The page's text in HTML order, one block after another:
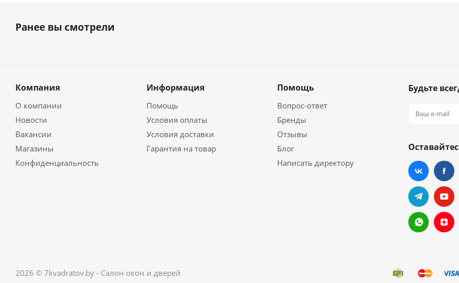
Ранее вы смотрели
Компания
О компании
Новости
Вакансии
Магазины
Конфиденциальность
Информация
Помощь
Условия оплаты
Условия доставки
Гарантия на товар
Помощь
Вопрос-ответ
Бренды
Отзывы
Блог
Написать директору
Будьте
2026 © 7kvadratov.by - Салон окон и дверей